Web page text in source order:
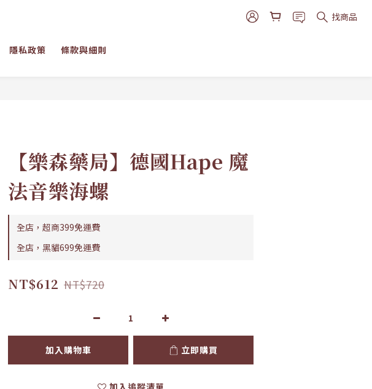
找商品
隱私政策 條款與細則
【樂森藥局】德國Hape 魔
法音樂海螺
全店，超商399免運費
全店，黑貓699免運費
NT$612 NT$720
加入購物車 立即購買
加入追蹤清單